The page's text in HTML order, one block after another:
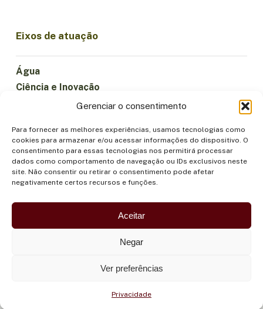
Gerenciar o consentimento
Para fornecer as melhores experiências, usamos tecnologias como
cookies para armazenar e/ou acessar informações do dispositivo. O
consentimento para essas tecnologias nos permitirá processar
dados como comportamento de navegação ou IDs exclusivos neste
site. Não consentir ou retirar o consentimento pode afetar
negativamente certos recursos e funções.
Aceitar
Negar
Ver preferências
Privacidade
Eixos de atuação
Água
Ciência e Inovação
Florestas e Biodiversidade
Institucionalidade
Participação
Povos Indígenas
POLÍTICA DE PRIVACIDADE